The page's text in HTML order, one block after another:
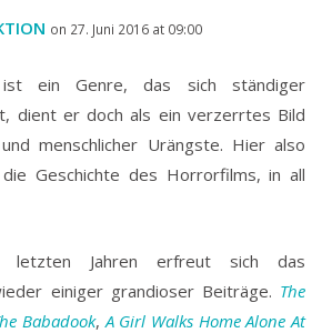
on 27. Juni 2016 at 09:00
ein Genre, das sich ständiger
dient er doch als ein verzerrtes Bild
menschlicher Urängste. Hier also
Geschichte des Horrorfilms, in all
letzten Jahren erfreut sich das
einiger grandioser Beiträge. The
Babadook, A Girl Walks Home Alone At